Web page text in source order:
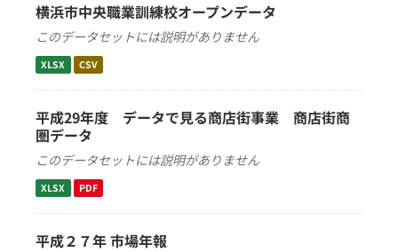
横浜市中央職業訓練校オープンデータ
このデータセットには説明がありません
XLSX CSV
平成29年度 データで見る商店街事業 商店街商
圏データ
このデータセットには説明がありません
XLSX PDF
平成２７年 市場年報